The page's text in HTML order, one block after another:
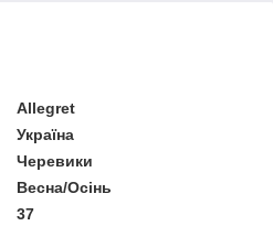
Allegret
Україна
Черевики
Весна/Осінь
37